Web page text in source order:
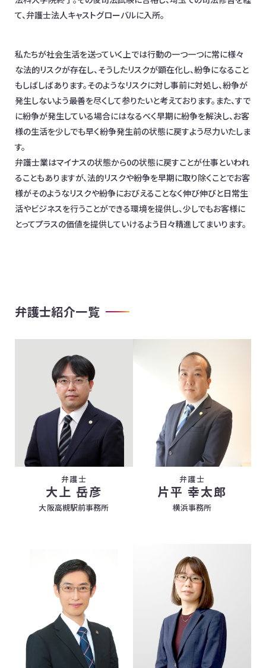
て、弁護士法人キャストグローバルに入所。
私たちが社会生活を送っていく上では行動の一つ一つに常に様々
な法的リスクが存在し、そうしたリスクが顕在化し、紛争になること
もしばしばあります。そのようなリスクに対し事前に対処し、紛争が
発生しないよう最善を尽くして参りたいと考えております。また、すで
に紛争が発生している場合にはなるべく早期に紛争を解決し、お客
様の生活を少しでも早く紛争発生前の状態に戻すよう尽力いたしま
す。
弁護士業はマイナスの状態から0の状態に戻すことが仕事といわれ
ることもありますが、法的リスクや紛争を早期に取り除くことでお客
様がそのようなリスクや紛争におびえることなく伸び伸びと日常生
活やビジネスを行うことができる環境を提供し、少しでもお客様に
とってプラスの価値を提供していけるよう日々精進してまいります。
弁護士紹介一覧
弁護士
大上 岳彦
大阪高槻駅前事務所
弁護士
片平 幸太郎
横浜事務所